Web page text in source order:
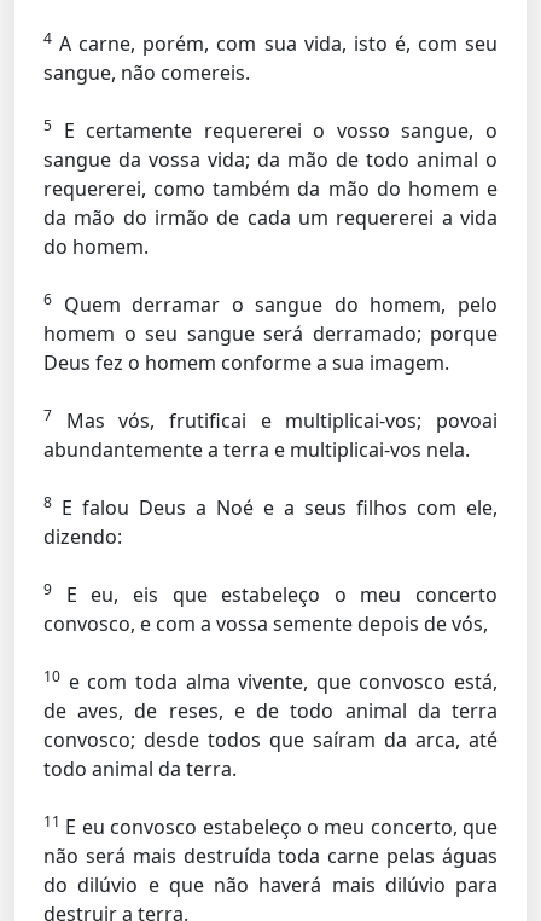
4 A carne, porém, com sua vida, isto é, com seu
sangue, não comereis.
5
E certamente requererei o vosso sangue, o
sangue da vossa vida; da mão de todo animal o
requererei, como também da mão do homem e
da mão do irmão de cada um requererei a vida
do homem.
6
Quem derramar o sangue do homem, pelo
homem o seu sangue será derramado; porque
Deus fez o homem conforme a sua imagem.
7
Mas vós, frutificai e multiplicai-vos; povoai
abundantemente a terra e multiplicai-vos nela.
8 E falou Deus a Noé e a seus filhos com ele,
dizendo:
9
E eu, eis que estabeleço o meu concerto
convosco, e com a vossa semente depois de vós,
10 e com toda alma vivente, que convosco está,
de aves, de reses, e de todo animal da terra
convosco; desde todos que saíram da arca, até
todo animal da terra.
11 E eu convosco estabeleço o meu concerto, que
não será mais destruída toda carne pelas águas
do dilúvio e que não haverá mais dilúvio para
destruir a terra.